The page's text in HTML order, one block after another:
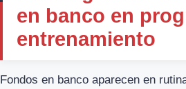
en banco en
entrenamiento
Fondos en banco aparecen en